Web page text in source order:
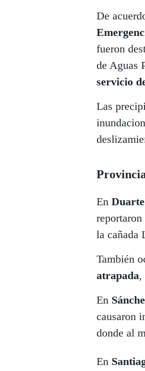
De
fueron
de Aguas
servicio
Las
En Duarte
la cañada
También
atrapada,
En
causaron
donde al
En